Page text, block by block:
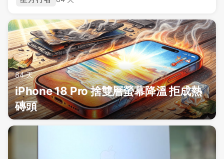
84 天
iPhone 18 Pro 捨雙層螢幕降溫 拒成熱
磚頭